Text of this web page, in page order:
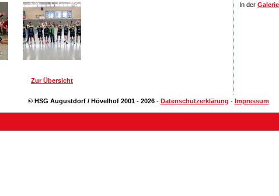
Zur Übersicht
In der Galerie
© HSG Augustdorf / Hövelhof 2001 - 2026- Datenschutzerklärung - Impressum